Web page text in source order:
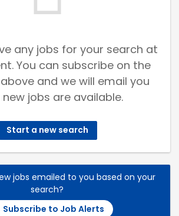
any jobs for your search at
You can subscribe on the
and we will email you
jobs are available.
Start a new search
jobs emailed to you based on your
search?
Subscribe to Job Alerts